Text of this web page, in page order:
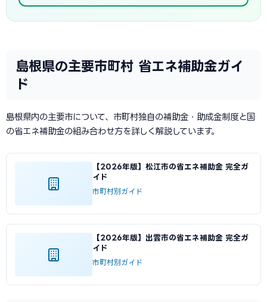
島根県の主要市町村 省エネ補助金ガイ
ド
島根県内の主要市について、市町村独自の補助金・助成金制度と国
の省エネ補助金の組み合わせ方を詳しく解説しています。
【2026年版】松江市の省エネ補助金 完全ガ
イド
市町村別ガイド
【2026年版】出雲市の省エネ補助金 完全ガ
イド
市町村別ガイド